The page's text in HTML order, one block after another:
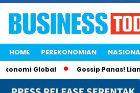
HOME PEREKONOMIAN
Global Gossip Panas! Liana